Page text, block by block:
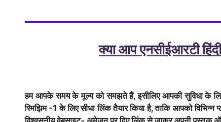
क्या आप एनसीईआरटी
हम आपके समय के मूल्य को समझते हैं, इसीलिए आपकी सुविधा के
रिमझिम -1 के लिए सीधा लिंक तैयार किया है, ताकि आपको